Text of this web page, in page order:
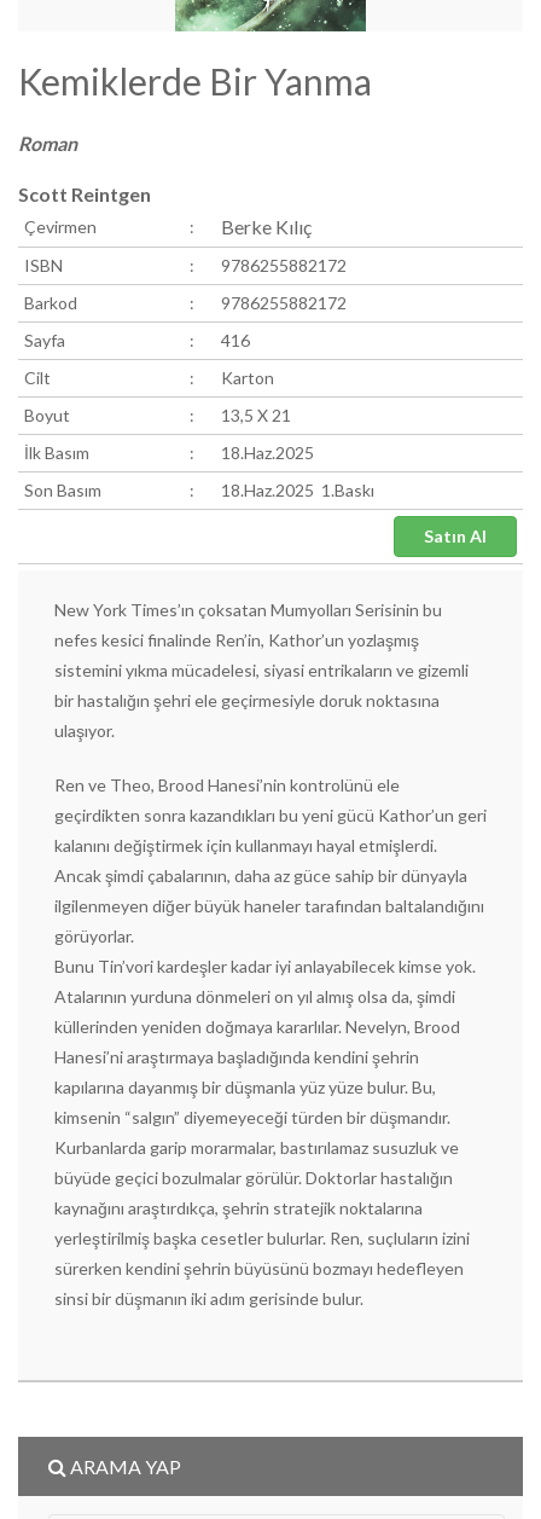
Kemiklerde Bir Yanma
Roman
Scott Reintgen
Çevirmen : Berke Kılıç
ISBN :
9786255882172
Barkod
:
9786255882172
Sayfa
:
416
Cilt
:
Karton
Boyut
:
13,5 X 21
İlk Basım
:
18.Haz.2025
Son Basım
: 18.Haz.2025 1.Baskı
New York Times’ın çoksatan Mumyolları Serisinin bu
nefes kesici finalinde Ren’in, Kathor’un yozlaşmış
sistemini yıkma mücadelesi, siyasi entrikaların ve gizemli
bir hastalığın şehri ele geçirmesiyle doruk noktasına
ulaşıyor.
Ren ve Theo, Brood Hanesi’nin kontrolünü ele
geçirdikten sonra kazandıkları bu yeni gücü Kathor’un geri
kalanını değiştirmek için kullanmayı hayal etmişlerdi.
Ancak şimdi çabalarının, daha az güce sahip bir dünyayla
ilgilenmeyen diğer büyük haneler tarafından baltalandığını
görüyorlar.
Bunu Tin’vori kardeşler kadar iyi anlayabilecek kimse yok.
Atalarının yurduna dönmeleri on yıl almış olsa da, şimdi
küllerinden yeniden doğmaya kararlılar. Nevelyn, Brood
Hanesi’ni araştırmaya başladığında kendini şehrin
kapılarına dayanmış bir düşmanla yüz yüze bulur. Bu,
kimsenin “salgın” diyemeyeceği türden bir düşmandır.
Kurbanlarda garip morarmalar, bastırılamaz susuzluk ve
büyüde geçici bozulmalar görülür. Doktorlar hastalığın
kaynağını araştırdıkça, şehrin stratejik noktalarına
yerleştirilmiş başka cesetler bulurlar. Ren, suçluların izini
sürerken kendini şehrin büyüsünü bozmayı hedefleyen
sinsi bir düşmanın iki adım gerisinde bulur.
ARAMA YAP